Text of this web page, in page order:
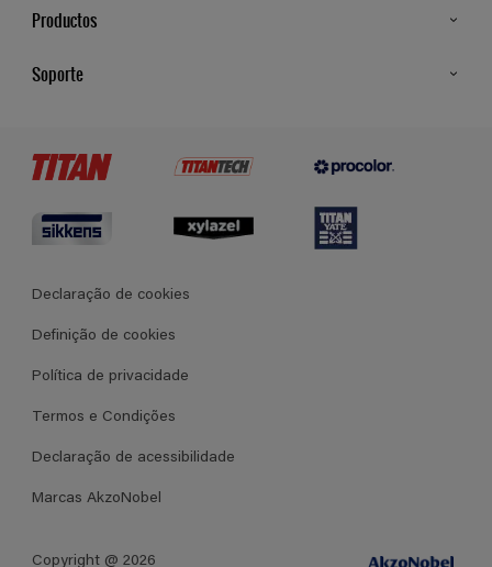
Productos
Soporte
Termos e Condições Gerais de Venda
Declaração de cookies
Definição de cookies
Política de privacidade
Termos e Condições
Declaração de acessibilidade
Marcas AkzoNobel
Copyright @ 2026